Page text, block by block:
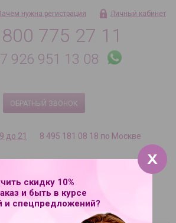
775 27 11
926 951 13 08
ОБРАТНЫЙ ЗВОНОК
нужна регистрация Личный кабинет
до 21 8 495 181 08 18 по Москве
скидку 10%
и быть в курсе
и спецпредложений?